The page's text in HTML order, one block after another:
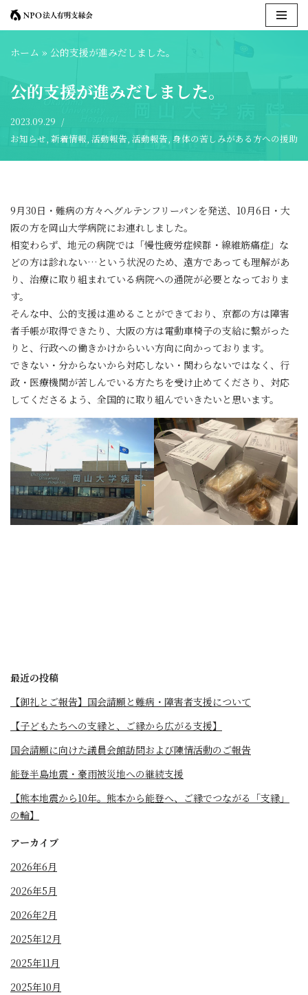
ン
ン
へ
ス
キ
ホーム » 公的支援が進みだしました。
公的支援が進みだしました。
2023.09.29
お知らせ 新着情報 活動報告 活動報告 身体の苦しみがある方への援助
9月30日・難病の方々へグルテンフリーパンを発送、10月6日・大
阪の方を岡山大学病院にお連れしました。
相変わらず、地元の病院では「慢性疲労症候群・線維筋痛症」な
どの方は診れない…という状況のため、遠方であっても理解があ
り、治療に取り組まれている病院への通院が必要となっておりま
す。
そんな中、公的支援は進めることができており、京都の方は障害
者手帳が取得できたり、大阪の方は電動車椅子の支給に繋がった
りと、行政への働きかけからいい方向に向かっております。
できない・分からないから対応しない・関わらないではなく、行
政・医療機関が苦しんでいる方たちを受け止めてくださり、対応
してくださるよう、全国的に取り組んでいきたいと思います。
最近の投稿
【御礼とご報告】国会請願と難病・障害者支援について
【子どもたちへの支縁と、ご縁から広がる支援】
国会請願に向けた議員会館訪問および陳情活動のご報告
能登半島地震・豪雨被災地への継続支援
【熊本地震から10年。熊本から能登へ、ご縁でつながる「支縁」
の輪】
アーカイブ
2026年6月
2026年5月
2026年2月
2025年12月
2025年11月
2025年10月